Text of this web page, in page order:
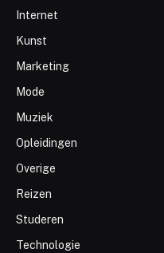
Internet
Kunst
Marketing
Mode
Muziek
Opleidingen
Overige
Reizen
Studeren
Technologie